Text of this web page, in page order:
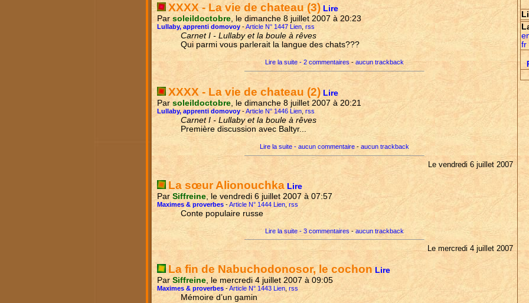
XXXX - La vie de chateau (3) Lire
Par soleildoctobre, le dimanche 8 juillet 2007 à 20:23
Lullaby, apprenti domovoy -Article N° 1447 Lien rss
Carnet I - Lullaby et la boule à rêves
Qui parmi vous parlerait la langue des chats???
Lire la suite - 2 commentaires- aucun trackback
XXXX - La vie de chateau (2) Lire
Par soleildoctobre, le dimanche 8 juillet 2007 à 20:21
Lullaby, apprenti domovoy -Article N° 1446 Lien rss
Carnet I - Lullaby et la boule à rêves
Première discussion avec Baltyr...
Lire la suite - aucun commentaire - aucun trackback
Le vendredi 6 juillet 2007
La sœur Alionouchka Lire
Par Siffreine , le vendredi 6 juillet 2007 à 07:57
Maximes & proverbes -Article N° 1444 Lien ,rss
Conte populaire russe
Lire la suite - 3 commentaires -aucun trackback
Le mercredi 4 juillet 2007
La fin de Nabuchodonosor, le cochon Lire
Par Siffreine, le mercredi 4 juillet 2007 à 09:05
Maximes & proverbes -Article N° 1443 Lien rss
Mémoire d’un gamin
fr